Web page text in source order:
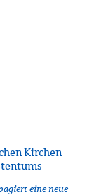
Kirchen
eine neue